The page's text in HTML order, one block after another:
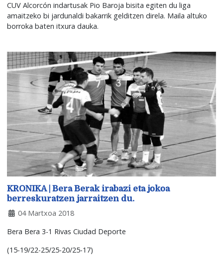
CUV Alcorcón indartusak Pio Baroja bisita egiten du liga
amaitzeko bi jardunaldi bakarrik gelditzen direla. Maila altuko
borroka baten itxura dauka.
KRONIKA | Bera Berak irabazi eta jokoa
berreskuratzen jarraitzen du.
04 Martxoa 2018
Bera Bera 3-1 Rivas Ciudad Deporte
(15-19/22-25/25-20/25-17)